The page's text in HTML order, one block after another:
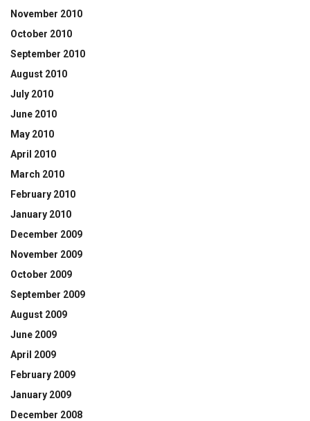
November 2010
October 2010
September 2010
August 2010
July 2010
June 2010
May 2010
April 2010
March 2010
February 2010
January 2010
December 2009
November 2009
October 2009
September 2009
August 2009
June 2009
April 2009
February 2009
January 2009
December 2008